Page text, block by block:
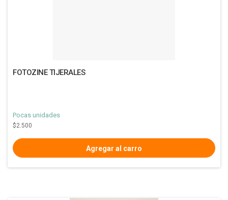
FOTOZINE TIJERALES
Pocas unidades
$2.500